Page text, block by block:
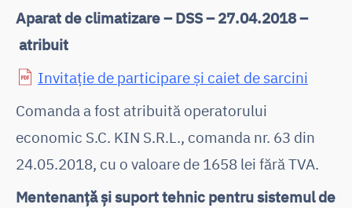
Aparat de climatizare – DSS – 27.04.2018 –
atribuit
Invitație de participare și caiet de sarcini
Comanda a fost atribuită operatorului
economic S.C. KIN S.R.L., comanda nr. 63 din
24.05.2018, cu o valoare de 1658 lei fără TVA.
Mentenanță și suport tehnic pentru sistemul de